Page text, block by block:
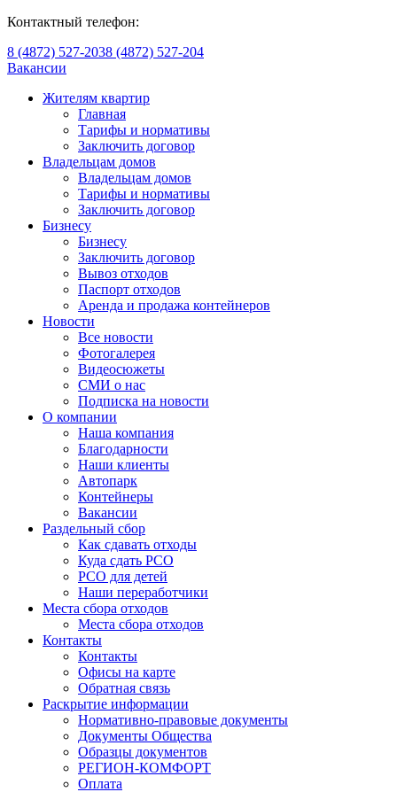
Контактный телефон:
8 (4872) 527-2038 (4872) 527-204
Вакансии
Жителям квартир
Главная
Тарифы и нормативы
Заключить договор
Владельцам домов
Владельцам домов
Тарифы и нормативы
Заключить договор
Бизнесу
Бизнесу
Заключить договор
Вывоз отходов
Паспорт отходов
Аренда и продажа контейнеров
Новости
Все новости
Фотогалерея
Видеосюжеты
СМИ о нас
Подписка на новости
О компании
Наша компания
Благодарности
Наши клиенты
Автопарк
Контейнеры
Вакансии
Раздельный сбор
Как сдавать отходы
Куда сдать РСО
РСО для детей
Наши переработчики
Места сбора отходов
Места сбора отходов
Контакты
Контакты
Офисы на карте
Обратная связь
Раскрытие информации
Нормативно-правовые документы
Документы Общества
Образцы документов
РЕГИОН-КОМФОРТ
Оплата